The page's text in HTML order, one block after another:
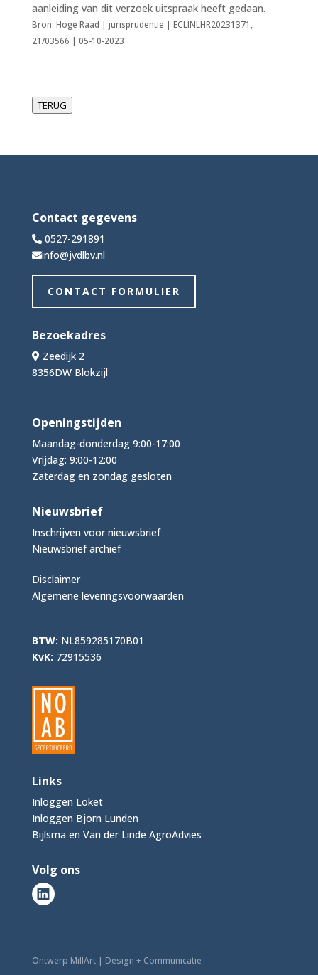
aanleiding van dit verzoek uitspraak heeft gedaan.
Bron: Hoge Raad | jurisprudentie | ECLINLHR20231371,
21/03566 | 05-10-2023
TERUG
Contact gegevens
0527-291891
info@jvdlbv.nl
CONTACT FORMULIER
Bezoekadres
Zeedijk 2
8356DW Blokzijl
Openingstijden
Maandag-donderdag 9:00-17:00
Vrijdag: 9:00-12:00
Zaterdag en zondag gesloten
Nieuwsbrief
Inschrijven voor nieuwsbrief
Nieuwsbrief archief
Disclaimer
Algemene leveringsvoorwaarden
BTW: NL859285170B01
KvK: 72915536
Links
Inloggen Loket
Inloggen Bjorn Lunden
Bijlsma en Van der Linde AgroAdvies
Volg ons
Ontwerp MillArt | Design + Communicatie